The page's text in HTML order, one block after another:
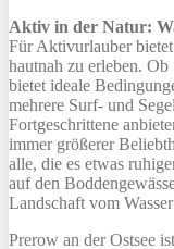
Aktiv in der Natur:
Für Aktivurlauber
hautnah zu erleben.
bietet ideale
mehrere Surf- und
Fortgeschrittene
immer größerer
alle, die es etwas
auf den
Landschaft vom
Prerow an der Ostsee